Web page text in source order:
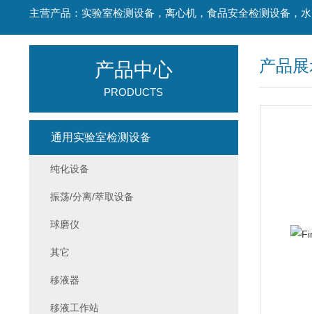
产品
产品中心
PRODUCTS
通用实验室检测设备
纯化设备
振荡/分离/萃取设备
球磨仪
其它
移液器
移液工作站